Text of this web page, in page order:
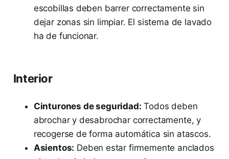
escobillas deben barrer correctamente sin
dejar zonas sin limpiar. El sistema de lavado
ha de funcionar.
Interior
Cinturones de seguridad: Todos deben
abrochar y desabrochar correctamente, y
recogerse de forma automática sin atascos.
Asientos: Deben estar firmemente anclados